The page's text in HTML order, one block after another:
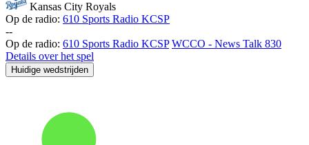
Kansas City Royals
Op de radio: 610 Sports Radio KCSP
--
Op de radio: 610 Sports Radio KCSP WCCO - News Talk 830
Details over het spel
Huidige wedstrijden